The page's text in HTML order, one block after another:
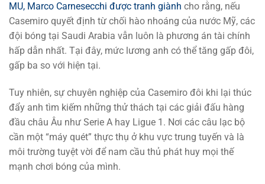
MU, Marco Carnesecchi được tranh giành cho rằng, nếu
Casemiro quyết định từ chối hào nhoáng của nước Mỹ, các
đội bóng tại Saudi Arabia vẫn luôn là phương án tài chính
hấp dẫn nhất. Tại đây, mức lương anh có thể tăng gấp đôi,
gấp ba so với hiện tại.
Tuy nhiên, sự chuyên nghiệp của Casemiro đôi khi lại thúc
đẩy anh tìm kiếm những thử thách tại các giải đấu hàng
đầu châu Âu như Serie A hay Ligue 1. Nơi các câu lạc bộ
cần một “máy quét” thực thụ ở khu vực trung tuyến và là
môi trường tuyệt vời để nam cầu thủ phát huy mọi thế
mạnh chơi bóng của mình.